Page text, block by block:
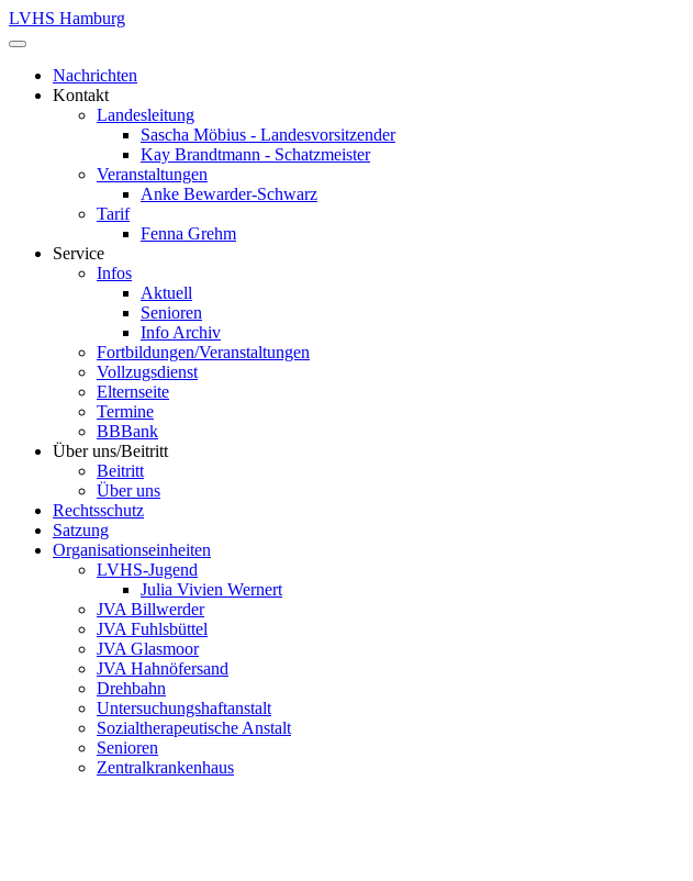
LVHS Hamburg
Nachrichten
Kontakt
Landesleitung
Sascha Möbius - Landesvorsitzender
Kay Brandtmann - Schatzmeister
Veranstaltungen
Anke Bewarder-Schwarz
Tarif
Fenna Grehm
Service
Infos
Aktuell
Senioren
Info Archiv
Fortbildungen/Veranstaltungen
Vollzugsdienst
Elternseite
Termine
BBBank
Über uns/Beitritt
Beitritt
Über uns
Rechtsschutz
Satzung
Organisationseinheiten
LVHS-Jugend
Julia Vivien Wernert
JVA Billwerder
JVA Fuhlsbüttel
JVA Glasmoor
JVA Hahnöfersand
Drehbahn
Untersuchungshaftanstalt
Sozialtherapeutische Anstalt
Senioren
Zentralkrankenhaus